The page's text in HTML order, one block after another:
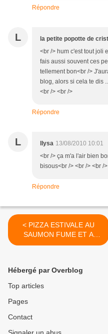
Répondre
L la petite popotte de
<br /> hum c'est tout joli
fais aussi souvent ces
tellement bon<br />
blog, alors si cela te dis
<br /> <br />
Répondre
L llysa 13/08/2010 10:01
<br /> ça m'a l'air bien
bisous<br /> <br /> <br />
Répondre
< PIZZA ESTIVALE AU
SAUMON FUME ET A
L'AVOCAT
Hébergé par Overblog
Top articles
Pages
Contact